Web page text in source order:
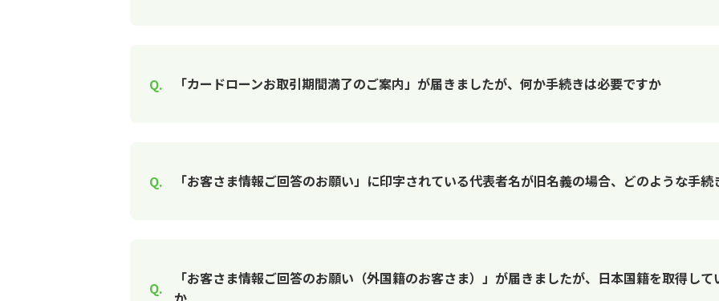
「カードローンお取引期間満了のご案内」が届きましたが、何か手続きは必要ですか
「お客さま情報ご回答のお願い」に印字されている代表者名が旧名義の場合、どのような手
「お客さま情報ご回答のお願い（外国籍のお客さま）」が届きましたが、日本国籍を取得し